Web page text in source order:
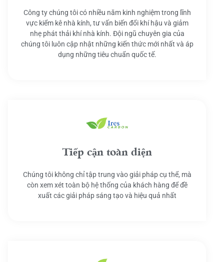
Công ty chúng tôi có nhiều năm kinh nghiệm trong lĩnh
vực kiểm kê nhà kính, tư vấn biến đổi khí hậu và giảm
nhẹ phát thải khí nhà kính. Đội ngũ chuyên gia của
chúng tôi luôn cập nhật những kiến thức mới nhất và áp
dụng những tiêu chuẩn quốc tế.
Tiếp cận toàn diện
Chúng tôi không chỉ tập trung vào giải pháp cụ thể, mà
còn xem xét toàn bộ hệ thống của khách hàng để đề
xuất các giải pháp sáng tạo và hiệu quả nhất